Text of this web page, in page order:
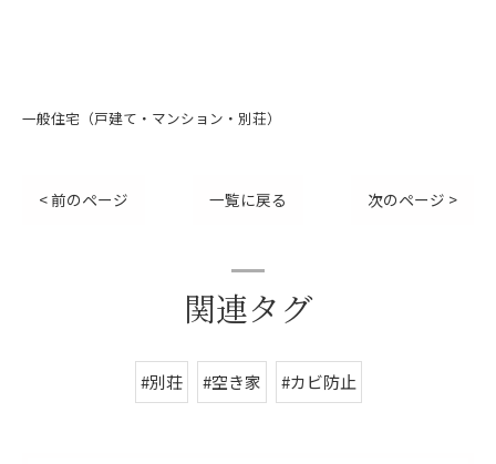
一般住宅（戸建て・マンション・別荘）
< 前のページ 一覧に戻る 次のページ >
関連タグ
#別荘 #空き家 #カビ防止